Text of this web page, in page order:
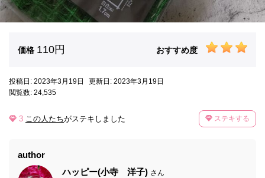
価格 110円 おすすめ度
投稿日: 2023年3月19日
更新日: 2023年3月19日
閲覧数: 24,535
3 この人たちがステキしました ステキする
author
ハッピー(小寺 洋子) さん